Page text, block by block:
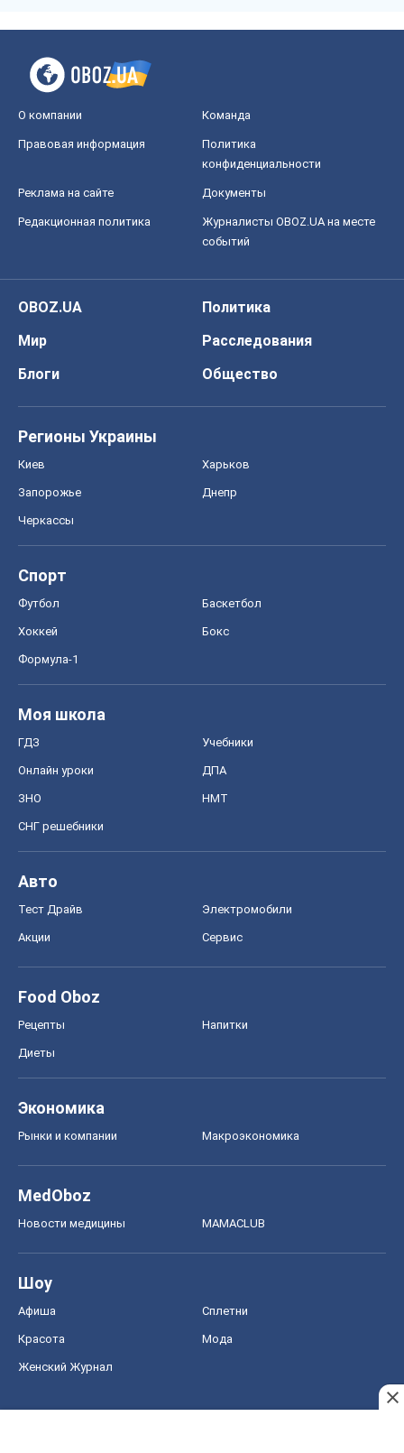
О компании Команда
Правовая информация
Политика
конфиденциальности
Реклама на сайте Документы
Редакционная политика
Журналисты OBOZ.UA на месте
событий
OBOZ.UA
Политика
Мир
Расследования
Блоги
Общество
Регионы Украины
Киев Харьков
Запорожье Днепр
Черкассы
Спорт
Футбол Баскетбол
Хоккей Бокс
Формула-1
Моя школа
ГДЗ Учебники
Онлайн уроки ДПА
ЗНО НМТ
СНГ решебники
Авто
Тест Драйв Электромобили
Акции Сервис
Food Oboz
Рецепты Напитки
Диеты
Экономика
Рынки и компании Mакроэкономика
MedOboz
Новости медицины MAMACLUB
Шоу
Афиша Сплетни
Красота Мода
Женский Журнал